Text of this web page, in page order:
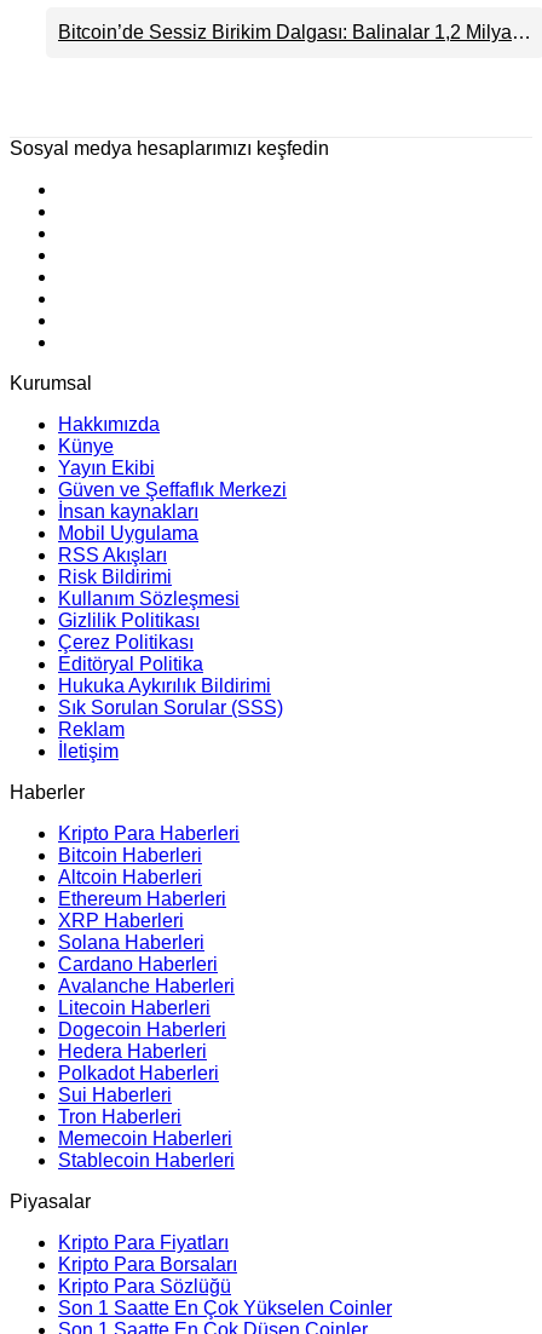
Taşındı
Çifti Desteği Duyurdu
Yatırımcı Satışta: Piyasa
70 Bin Dolar
Bitcoin’de Sessiz Birikim Dalgası: Balinalar 1,2 Milyar
Sosyal medya hesaplarımızı keşfedin
Kurumsal
Hakkımızda
Künye
Yayın Ekibi
Güven ve Şeffaflık Merkezi
İnsan kaynakları
Mobil Uygulama
RSS Akışları
Risk Bildirimi
Kullanım Sözleşmesi
Gizlilik Politikası
Çerez Politikası
Editöryal Politika
Hukuka Aykırılık Bildirimi
Sık Sorulan Sorular (SSS)
Reklam
İletişim
Haberler
Kripto Para Haberleri
Bitcoin Haberleri
Altcoin Haberleri
Ethereum Haberleri
XRP Haberleri
Solana Haberleri
Cardano Haberleri
Avalanche Haberleri
Litecoin Haberleri
Dogecoin Haberleri
Hedera Haberleri
Polkadot Haberleri
Sui Haberleri
Tron Haberleri
Memecoin Haberleri
Stablecoin Haberleri
Piyasalar
Kripto Para Fiyatları
Kripto Para Borsaları
Kripto Para Sözlüğü
Son 1 Saatte En Çok Yükselen Coinler
Son 1 Saatte En Çok Düşen Coinler